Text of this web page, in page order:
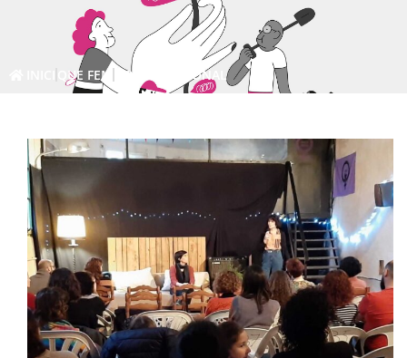
QUE FEM DOLGESTACIONAL